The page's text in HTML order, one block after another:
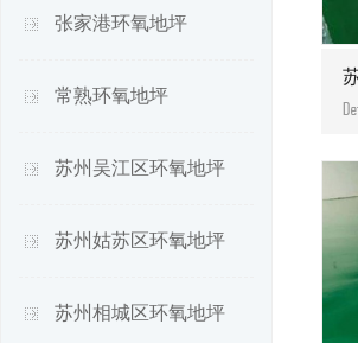
张家港环氧地坪
常熟环氧地坪
苏州吴江区环氧地坪
苏州姑苏区环氧地坪
苏州相城区环氧地坪